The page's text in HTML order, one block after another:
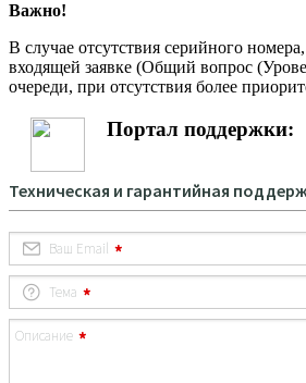
Важно!
В случае отсутствия серийного
входящей заявке (Общий вопрос
очереди, при отсутствия более
Портал поддержки: